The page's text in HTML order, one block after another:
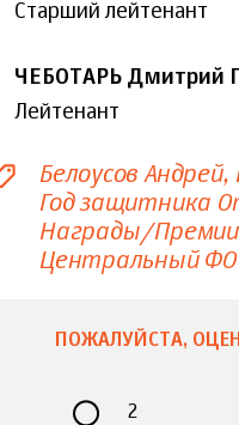
Старший лейтенант
ЧЕБОТАРЬ Дмитрий
Лейтенант
Белоусов Андрей
Год защитника
Награды/Премии
Центральный ФО
ПОЖАЛУЙСТА,
2